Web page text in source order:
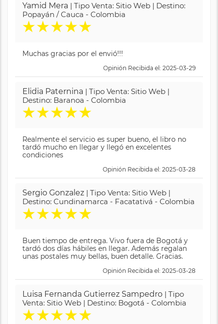
Yamid Mera | Tipo Venta: Sitio Web | Destino:
Popayán / Cauca - Colombia
★★★★★
Muchas gracias por el envió!!!
Opinión Recibida el: 2025-03-29
Elidia Paternina | Tipo Venta: Sitio Web |
Destino: Baranoa - Colombia
★★★★★
Realmente el servicio es super bueno, el libro no
tardó mucho en llegar y llegó en excelentes
condiciones
Opinión Recibida el: 2025-03-28
Sergio Gonzalez | Tipo Venta: Sitio Web |
Destino: Cundinamarca - Facatativá - Colombia
★★★★★
Buen tiempo de entrega. Vivo fuera de Bogotá y
tardó dos días hábiles en llegar. Además regalan
unas postales muy bellas, buen detalle. Gracias.
Opinión Recibida el: 2025-03-28
Luisa Fernanda Gutierrez Sampedro | Tipo
Venta: Sitio Web | Destino: Bogotá - Colombia
★★★★★